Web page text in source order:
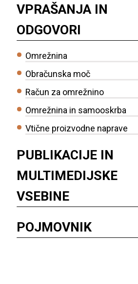
VPRAŠANJA IN
ODGOVORI
Omrežnina
Obračunska moč
Račun za omrežnino
Omrežnina in samooskrba
Vtične proizvodne naprave
PUBLIKACIJE IN
MULTIMEDIJSKE
VSEBINE
POJMOVNIK